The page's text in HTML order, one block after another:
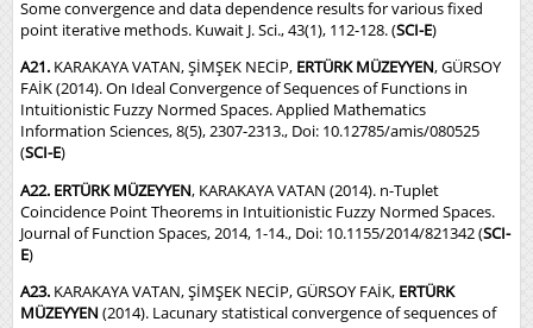
Some convergence and data dependence results for various fixed
point iterative methods. Kuwait J. Sci., 43(1), 112-128. (SCI-E)
A21. KARAKAYA VATAN, ŞİMŞEK NECİP, ERTÜRK MÜZEYYEN, GÜRSOY
FAİK (2014). On Ideal Convergence of Sequences of Functions in
Intuitionistic Fuzzy Normed Spaces. Applied Mathematics
Information Sciences, 8(5), 2307-2313., Doi: 10.12785/amis/080525
(SCI-E)
A22. ERTÜRK MÜZEYYEN, KARAKAYA VATAN (2014). n-Tuplet
Coincidence Point Theorems in Intuitionistic Fuzzy Normed Spaces.
Journal of Function Spaces, 2014, 1-14., Doi: 10.1155/2014/821342 (SCI-
E)
A23. KARAKAYA VATAN, ŞİMŞEK NECİP, GÜRSOY FAİK, ERTÜRK
MÜZEYYEN (2014). Lacunary statistical convergence of sequences of